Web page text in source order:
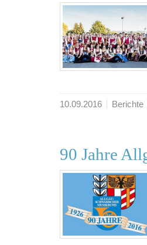
10.09.2016 Berichte
90 Jahre